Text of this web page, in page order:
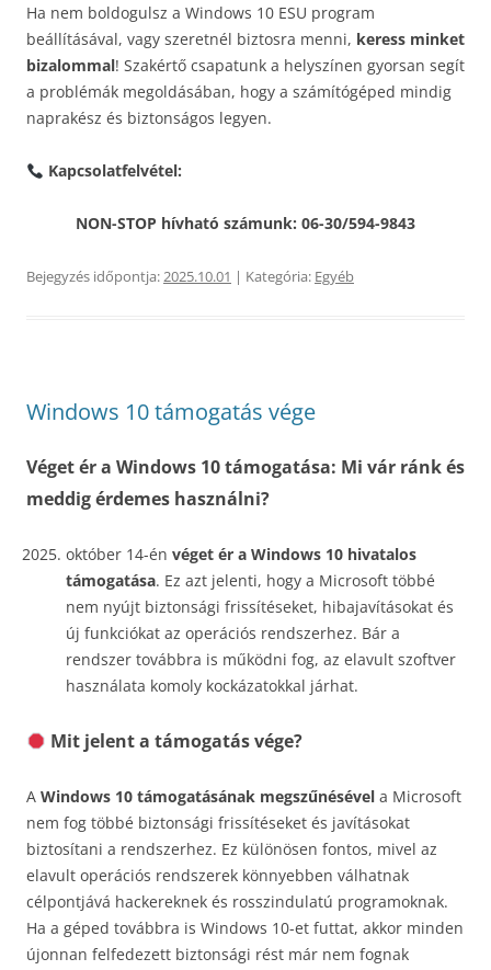
Ha nem boldogulsz a Windows 10 ESU program
beállításával, vagy szeretnél biztosra menni, keress minket
bizalommal! Szakértő csapatunk a helyszínen gyorsan segít
a problémák megoldásában, hogy a számítógéped mindig
naprakész és biztonságos legyen.
Kapcsolatfelvétel:
NON-STOP hívható számunk: 06-30/594-9843
Bejegyzés időpontja:2025.10.01 | Kategória: Egyéb
Windows 10 támogatás vége
Véget ér a Windows 10 támogatása: Mi vár ránk és
meddig érdemes használni?
október 14-én véget ér a Windows 10 hivatalos
támogatása. Ez azt jelenti, hogy a Microsoft többé
nem nyújt biztonsági frissítéseket, hibajavításokat és
új funkciókat az operációs rendszerhez. Bár a
rendszer továbbra is működni fog, az elavult szoftver
használata komoly kockázatokkal járhat.
Mit jelent a támogatás vége?
A Windows 10 támogatásának megszűnésével a Microsoft
nem fog többé biztonsági frissítéseket és javításokat
biztosítani a rendszerhez. Ez különösen fontos, mivel az
elavult operációs rendszerek könnyebben válhatnak
célpontjává hackereknek és rosszindulatú programoknak.
Ha a géped továbbra is Windows 10-et futtat, akkor minden
újonnan felfedezett biztonsági rést már nem fognak